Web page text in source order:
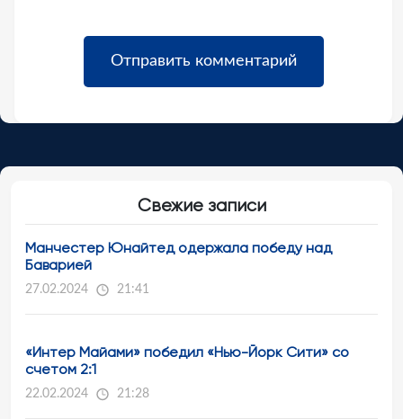
Свежие записи
Манчестер Юнайтед одержала победу над
Баварией
27.02.2024 21:41
«Интер Майами» победил «Нью-Йорк Сити» со
счетом 2:1
22.02.2024 21:28